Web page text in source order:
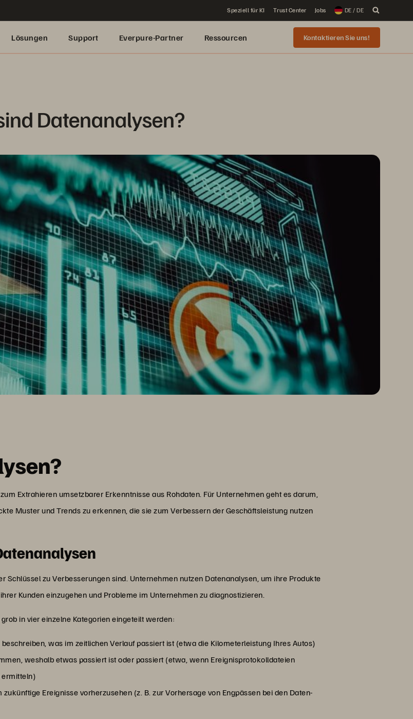
Speziell für KI Trust Center Jobs DE / DE
Lösungen Support Everpure-Partner Ressourcen Kontaktieren Sie uns!
Datenanalysen?
Extrahieren umsetzbarer Erkenntnisse aus Rohdaten. Für Unternehmen geht es darum,
Muster und Trends zu erkennen, die sie zum Verbessern der Geschäftsleistung nutzen
Schlüssel zu Verbesserungen sind. Unternehmen nutzen Datenanalysen, um ihre Produkte
Kunden einzugehen und Probleme im Unternehmen zu diagnostizieren.
in vier einzelne Kategorien eingeteilt werden:
was im zeitlichen Verlauf passiert ist (etwa die Kilometerleistung Ihres Autos)
weshalb etwas passiert ist oder passiert (etwa, wenn Ereignisprotokolldateien
ermitteln)
Ereignisse vorherzusehen (z. B. zur Vorhersage von Engpässen bei den Daten-